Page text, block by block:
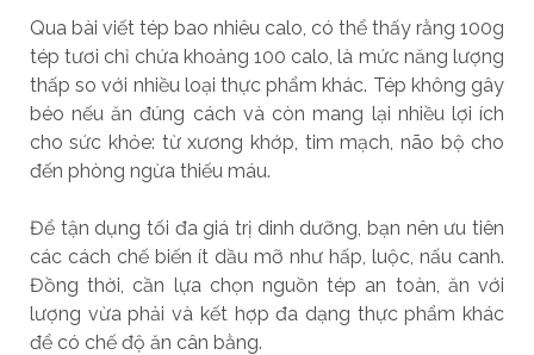
Qua bài viết tép bao nhiêu calo, có thể thấy rằng 100g
tép tươi chỉ chứa khoảng 100 calo, là mức năng lượng
thấp so với nhiều loại thực phẩm khác. Tép không gây
béo nếu ăn đúng cách và còn mang lại nhiều lợi ích
cho sức khỏe: từ xương khớp, tim mạch, não bộ cho
đến phòng ngừa thiếu máu.
Để tận dụng tối đa giá trị dinh dưỡng, bạn nên ưu tiên
các cách chế biến ít dầu mỡ như hấp, luộc, nấu canh.
Đồng thời, cần lựa chọn nguồn tép an toàn, ăn với
lượng vừa phải và kết hợp đa dạng thực phẩm khác
để có chế độ ăn cân bằng.